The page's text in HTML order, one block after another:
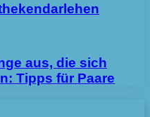
aus, die sich
Tipps für Paare